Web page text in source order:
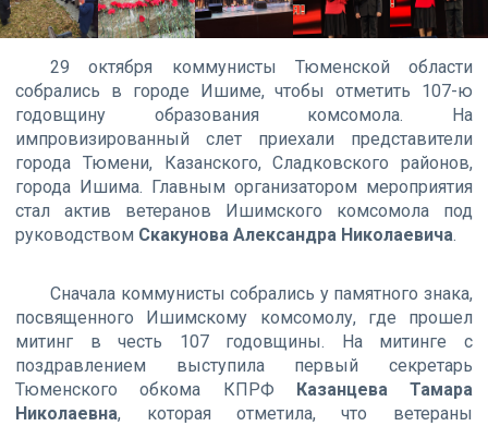
29 октября коммунисты Тюменской области
собрались в городе Ишиме, чтобы отметить 107-ю
годовщину образования комсомола. На
импровизированный слет приехали представители
города Тюмени, Казанского, Сладковского районов,
города Ишима. Главным организатором мероприятия
стал актив ветеранов Ишимского комсомола под
руководством Скакунова Александра Николаевича.
Сначала коммунисты собрались у памятного знака,
посвященного Ишимскому комсомолу, где прошел
митинг в честь 107 годовщины. На митинге с
поздравлением выступила первый секретарь
Тюменского обкома КПРФ Казанцева Тамара
Николаевна, которая отметила, что ветераны